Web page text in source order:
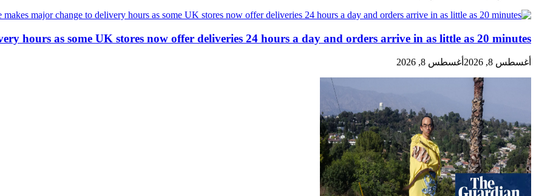
hours as some UK stores now offer deliveries 24 hours a day and orders arrive in as little as 20 minutes
أغسطس 8, 2026 أغسطس 8, 2026